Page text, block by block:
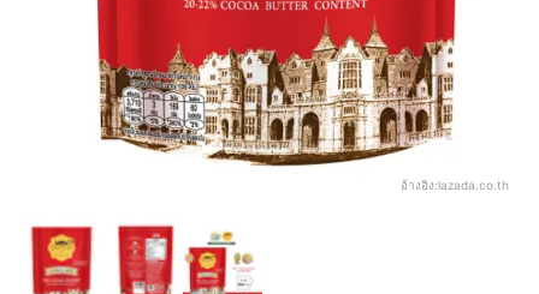
อ้างอิง:lazada.co.th